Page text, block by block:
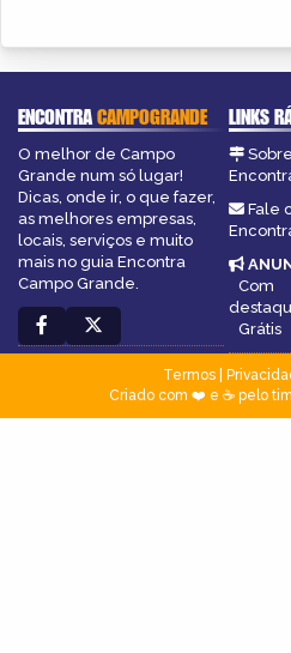
ENCONTRACAMPOGRANDE
O melhor de Campo
Grande num só lugar!
Dicas, onde ir, o que fazer,
as melhores empresas,
locais, serviços e muito
mais no guia Encontra
Campo Grande.
LINKS
Sobre
Fale
Com
Grátis
Termos|
Criado com ❤️ e ☕ pelo